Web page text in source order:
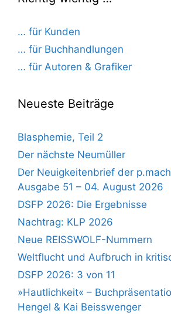
… für Kunden
… für Buchhandlungen
… für Autoren & Grafiker
Neueste Beiträge
Blasphemie, Teil 2
Der nächste Neumüller
Der Neuigkeitenbrief der
Ausgabe 51 – 04. August 2026
DSFP 2026: Die Ergebnisse
Nachtrag: KLP 2026
Neue REISSWOLF-Nummern
Weltflucht und Aufbruch in
DSFP 2026: 3 von 11
»Hautlichkeit« –
Hengel & Kai Beisswenger